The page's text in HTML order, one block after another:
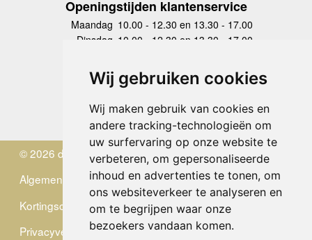
Wij gebruiken cookies
Wij maken gebruik van cookies en
andere tracking-technologieën om
uw surfervaring op onze website te
verbeteren, om gepersonaliseerde
inhoud en advertenties te tonen, om
ons websiteverkeer te analyseren en
om te begrijpen waar onze
bezoekers vandaan komen.
Openingstijden klantenservice
Maandag 10.00 - 12.30 en 13.30 - 17.00
Dinsdag 10.00 - 12.30 en 13.30 - 17.00
Donderdag
10.00 - 12.30 en 13.30 - 17.00
Vrijdag 10.00 - 12.30 en 13.30 - 17.00
Zaterdag
gesloten
Zondag gesloten
© 2026 de Zwerver
Algemene Voorwaarden
Kortingscode
Privacyverklaring